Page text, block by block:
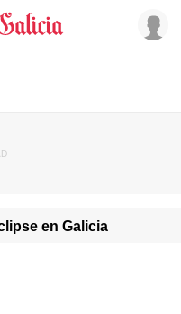
en Galicia